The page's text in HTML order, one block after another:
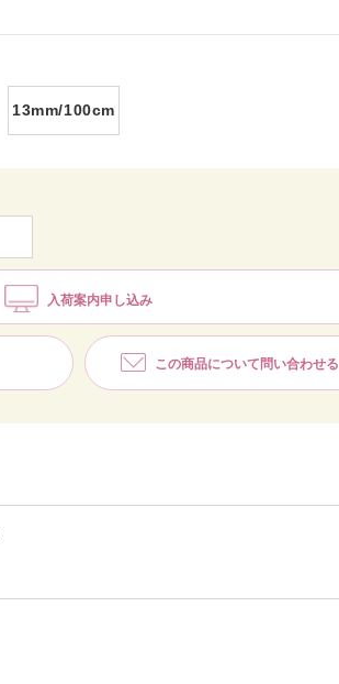
13mm/100cm
入荷案内申し込み
この商品について問い合わせる